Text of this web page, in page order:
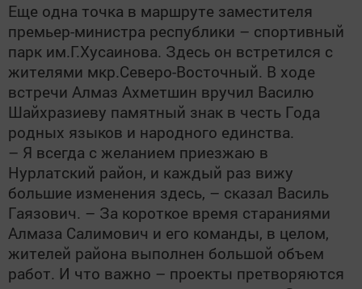
Еще одна точка в маршруте заместителя
премьер-министра республики – спортивный
парк им.Г.Хусаинова. Здесь он встретился с
жителями мкр.Северо-Восточный. В ходе
встречи Алмаз Ахметшин вручил Василю
Шайхразиеву памятный знак в честь Года
родных языков и народного единства.
– Я всегда с желанием приезжаю в
Нурлатский район, и каждый раз вижу
большие изменения здесь, – сказал Василь
Гаязович. – За короткое время стараниями
Алмаза Салимович и его команды, в целом,
жителей района выполнен большой объем
работ. И что важно – проекты претворяются